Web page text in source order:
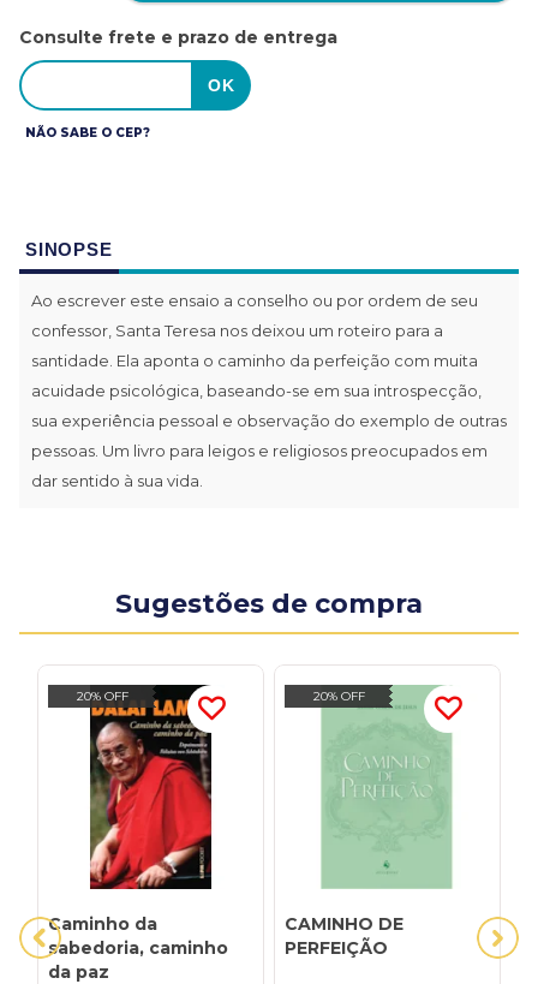
Consulte frete e prazo de entrega
NÃO SABE O CEP?
SINOPSE
Ao escrever este ensaio a conselho ou por ordem de seu
confessor, Santa Teresa nos deixou um roteiro para a
santidade. Ela aponta o caminho da perfeição com muita
acuidade psicológica, baseando-se em sua introspecção,
sua experiência pessoal e observação do exemplo de outras
pessoas. Um livro para leigos e religiosos preocupados em
dar sentido à sua vida.
Sugestões de compra
20% OFF
Caminho da
sabedoria, caminho
da paz
20% OFF
CAMINHO DE
PERFEIÇÃO